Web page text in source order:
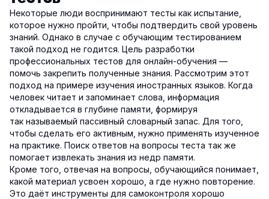
Некоторые люди воспринимают тесты как испытание,
которое нужно пройти, чтобы подтвердить свой уровень
знаний. Однако в случае с обучающим тестированием
такой подход не годится. Цель разработки
профессиональных тестов для онлайн-обучения —
помочь закрепить полученные знания. Рассмотрим этот
подход на примере изучения иностранных языков. Когда
человек читает и запоминает слова, информация
откладывается в глубине памяти, формируя
так называемый пассивный словарный запас. Для того,
чтобы сделать его активным, нужно применять изученное
на практике. Поиск ответов на вопросы теста так же
помогает извлекать знания из недр памяти.
Кроме того, отвечая на вопросы, обучающийся понимает,
какой материал усвоен хорошо, а где нужно повторение.
Это даёт инструменты для самоконтроля хорошо